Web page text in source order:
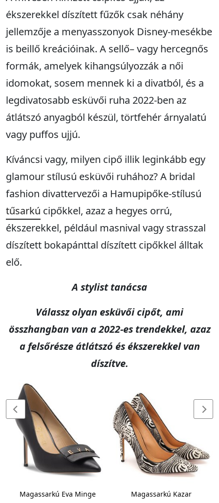
ékszerekkel díszített fűzők csak néhány
jellemzője a menyasszonyok Disney-mesékbe
is beillő kreációinak. A sellő– vagy hercegnős
formák, amelyek kihangsúlyozzák a női
idomokat, sosem mennek ki a divatból, és a
legdivatosabb esküvői ruha 2022-ben az
átlátszó anyagból készül, törtfehér árnyalatú
vagy puffos ujjú.
Kíváncsi vagy, milyen cipő illik leginkább egy
glamour stílusú esküvői ruhához? A bridal
fashion divattervezői a Hamupipőke-stílusú
tűsarkú cipőkkel, azaz a hegyes orrú,
ékszerekkel, például masnival vagy strasszal
díszített bokapánttal díszített cipőkkel álltak
elő.
A stylist tanácsa
Válassz olyan esküvői cipőt, ami
összhangban van a 2022-es trendekkel, azaz
a felsőrésze átlátszó és ékszerekkel van
díszítve.
Magassarkú Eva Minge Magassarkú Kazar